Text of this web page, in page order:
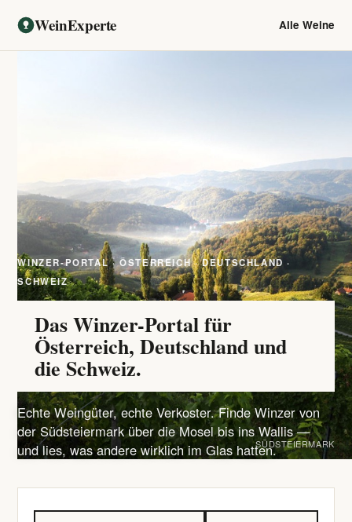
WeinExperte Alle Weine
WINZER-PORTAL · ÖSTERREICH · DEUTSCHLAND ·
SCHWEIZ
Das Winzer-Portal für
Österreich, Deutschland und
die Schweiz.
Echte Weingüter, echte Verkoster. Finde Winzer von
der Südsteiermark über die Mosel bis ins Wallis —
und lies, was andere wirklich im Glas hatten.SÜDSTEIERMARK